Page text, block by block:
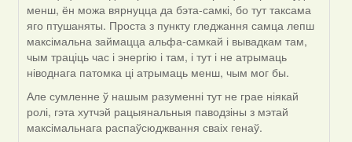
менш, ён можа вярнуцца да бэта-самкі, бо тут таксама
яго птушаняты. Проста з пункту гледжання самца лепш
максімальна займацца альфа-самкай і вывадкам там,
чым траціць час і энергію і там, і тут і не атрымаць
ніводнага патомка ці атрымаць менш, чым мог бы.
Але сумленне ў нашым разуменні тут не грае ніякай
ролі, гэта хутчэй рацыянальныя паводзіны з мэтай
максімальнага распаўсюджвання сваіх генаў.